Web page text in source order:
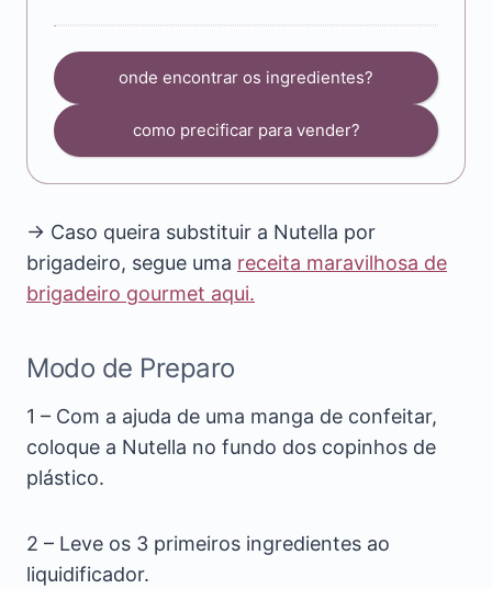
onde encontrar os ingredientes?
como precificar para vender?
→ Caso queira substituir a Nutella por
brigadeiro, segue uma receita maravilhosa de
brigadeiro gourmet aqui.
Modo de Preparo
1 – Com a ajuda de uma manga de confeitar,
coloque a Nutella no fundo dos copinhos de
plástico.
2 – Leve os 3 primeiros ingredientes ao
liquidificador.